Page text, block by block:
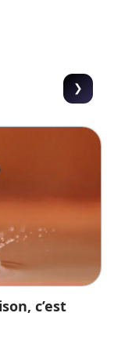
c’est